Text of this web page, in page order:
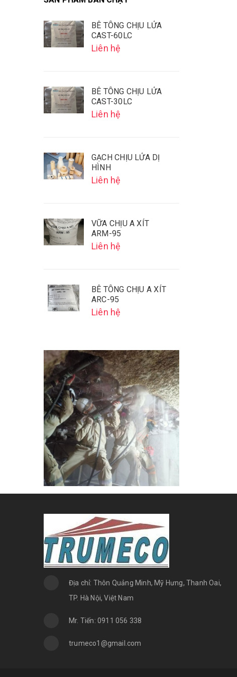
BÊ TÔNG CHỊU LỬA
CAST-60LC
Liên hệ
BÊ TÔNG CHỊU LỬA
CAST-30LC
Liên hệ
GẠCH CHỊU LỬA DỊ
HÌNH
Liên hệ
VỮA CHỊU A XÍT
ARM-95
Liên hệ
BÊ TÔNG CHỊU A XÍT
ARC-95
Liên hệ
Địa chỉ: Thôn Quảng Minh, Mỹ Hưng, Thanh Oai,
TP. Hà Nội, Việt Nam
Mr. Tiến: 0911 056 338
trumeco1@gmail.com